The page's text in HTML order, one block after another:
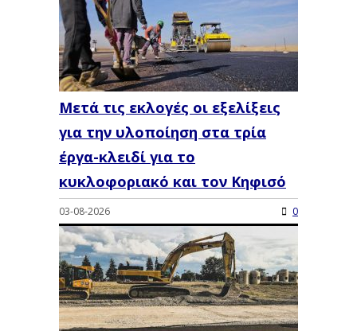
Μετά τις εκλογές οι εξελίξεις
για την υλοποίηση στα τρία
έργα-κλειδί για το
κυκλοφοριακό και τον Κηφισό
03-08-2026 0